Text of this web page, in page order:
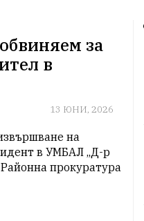
за
в
13 ЮНИ, 2026
на
в УМБАЛ „Д-р
прокуратура